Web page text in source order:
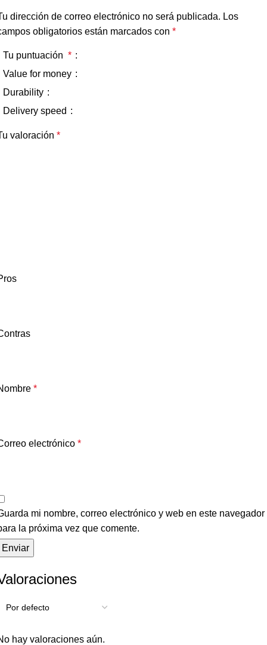
hay valoraciones aún.
dirección de correo electrónico no será publicada. Los
obligatorios están marcados con *
Tu puntuación *
Value for money
Durability
Delivery speed
valoración *
*
electrónico *
mi nombre, correo electrónico y web en este navegador
la próxima vez que comente.